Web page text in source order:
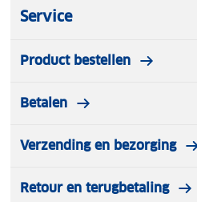
Service
Product bestellen
Betalen
Verzending en bezorging
Retour en terugbetaling